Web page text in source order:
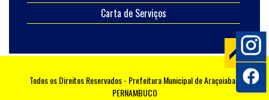
Carta de Serviços
Todos os Direitos Reservados - Prefeitura Municipal de Araçoiaba -
PERNAMBUCO